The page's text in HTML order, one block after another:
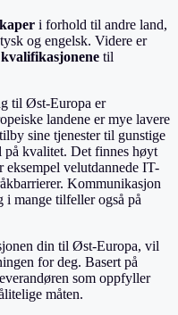
i forhold til andre land,
og engelsk. Videre er
kvalifikasjonene til
til Øst-Europa er
landene er mye lavere
sine tjenester til gunstige
på kvalitet. Det finnes høyt
eksempel velutdannede IT-
Kommunikasjon
i mange tilfeller også på
din til Øst-Europa, vil
for deg. Basert på
som oppfyller
måten.